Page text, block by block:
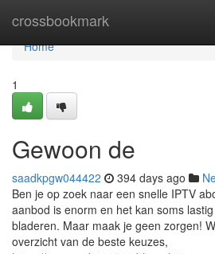
crossbookmark
Home
Home
1
Gewoon de
saadkpgw044422 394 days ago
Ben je op zoek naar een snelle IPTV
aanbod is enorm en het kan soms
bladeren. Maar maak je geen zorgen!
overzicht van de beste keuzes,